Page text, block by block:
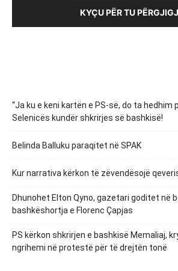
KYÇU PËR TU
“Ja ku e keni kartën e PS-së, do ta hedhim
Selenicës kundër shkrirjes së bashkisë!
Belinda Balluku paraqitet në SPAK
Kur narrativa kërkon të zëvendësojë
Dhunohet Elton Qyno, gazetari goditet në
bashkëshortja e Florenc Çapjas
PS kërkon shkrirjen e bashkisë Memaliaj,
ngrihemi në protestë për të drejtën tonë